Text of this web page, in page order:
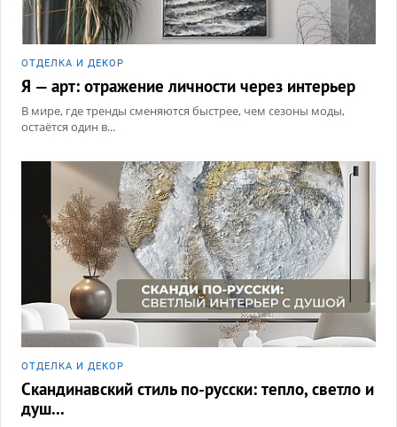
ОТДЕЛКА И ДЕКОР
Я — арт: отражение личности через интерьер
В мире, где тренды сменяются быстрее, чем сезоны моды,
остаётся один в...
ОТДЕЛКА И ДЕКОР
Скандинавский стиль по-русски: тепло, светло и
душ...